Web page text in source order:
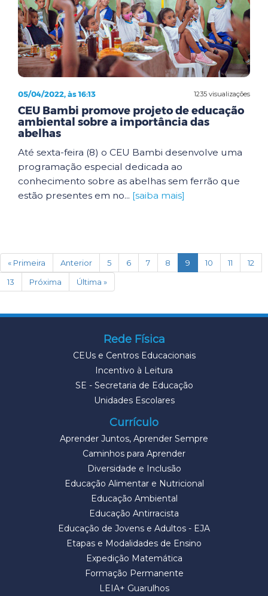
1235 visualizações
05/04/2022, às 16:13
CEU Bambi promove projeto de educação
ambiental sobre a importância das
abelhas
Até sexta-feira (8) o CEU Bambi desenvolve uma
programação especial dedicada ao
conhecimento sobre as abelhas sem ferrão que
estão presentes em no... [saiba mais]
« Primeira Anterior 5 6 7 8 9 (current)
10 11
12
13
Próxima Última »
Rede Física
CEUs e Centros Educacionais
Incentivo à Leitura
SE - Secretaria de Educação
Unidades Escolares
Currículo
Aprender Juntos, Aprender Sempre
Caminhos para Aprender
Diversidade e Inclusão
Educação Alimentar e Nutricional
Educação Ambiental
Educação Antirracista
Educação de Jovens e Adultos - EJA
Etapas e Modalidades de Ensino
Expedição Matemática
Formação Permanente
LEIA+ Guarulhos